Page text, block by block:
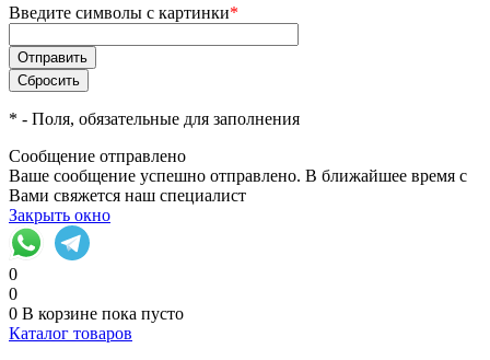
Введите символы с картинки*
* - Поля, обязательные для заполнения
Сообщение отправлено
Ваше сообщение успешно отправлено. В ближайшее время с
Вами свяжется наш специалист
Закрыть окно
0
0
0 В корзине пока пусто
Каталог товаров